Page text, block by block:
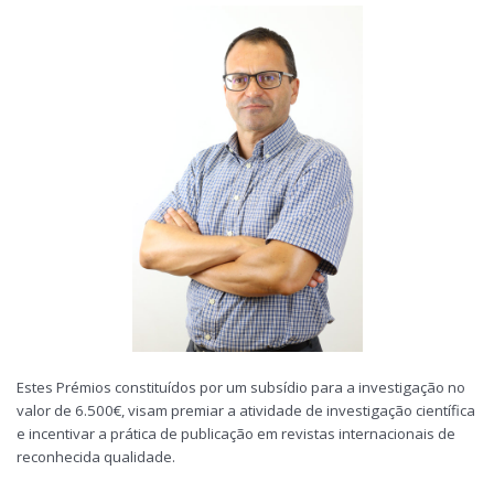
Estes Prémios constituídos por um subsídio para a investigação no
valor de 6.500€, visam premiar a atividade de investigação científica
e incentivar a prática de publicação em revistas internacionais de
reconhecida qualidade.